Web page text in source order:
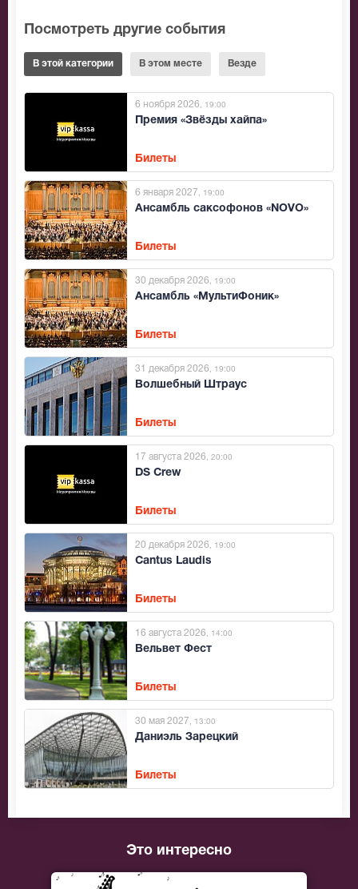
Посмотреть другие события
В этой категории В этом месте Везде
Премия «Звёзды хайпа»
6 ноября 2026 , 19:00
Билеты
Ансамбль саксофонов «NOVO»
6 января 2027 , 19:00
Билеты
Ансамбль «МультиФоник»
30 декабря 2026 , 19:00
Билеты
Волшебный Штраус
31 декабря 2026 , 19:00
Билеты
DS Crew
17 августа 2026 , 20:00
Билеты
Cantus Laudis
20 декабря 2026 , 19:00
Билеты
Вельвет Фест
16 августа 2026 , 14:00
Билеты
Даниэль Зарецкий
30 мая 2027 , 13:00
Билеты
Это интересно